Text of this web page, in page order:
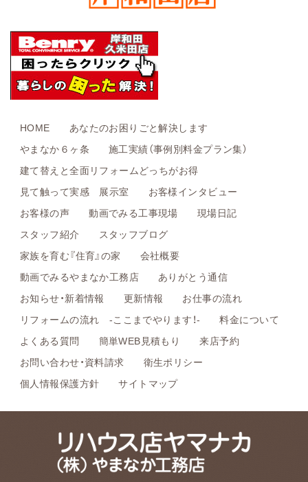
HOME
あなたのお困りごと解決します
やまなか６ヶ条
施工実績（事例別料金プラン集）
建て替えと全面リフォームどっちがお得
見て触って実感 展示室
お客様インタビュー
お客様の声
動画でみる工事現場
現場日記
スタッフ紹介
スタッフブログ
家族を育む『住育』の家
会社概要
動画でみるやまなか工務店
ありがとう通信
お知らせ・新着情報
更新情報
お仕事の流れ
リフォームの流れ -ここまでやります！-
料金について
よくある質問
簡単WEB見積もり
来店予約
お問い合わせ・資料請求
衛生ポリシー
個人情報保護方針
サイトマップ